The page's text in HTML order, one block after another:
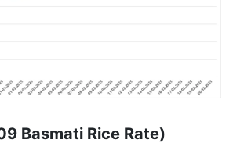
Basmati Rice Rate)